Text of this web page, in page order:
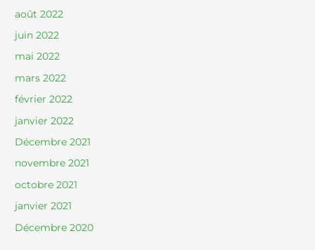
août 2022
juin 2022
mai 2022
mars 2022
février 2022
janvier 2022
Décembre 2021
novembre 2021
octobre 2021
janvier 2021
Décembre 2020